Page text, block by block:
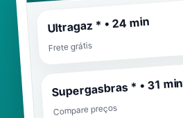
Ultragaz * • 24 min
Frete grátis
Supergasbras * • 31 min
Compare preços